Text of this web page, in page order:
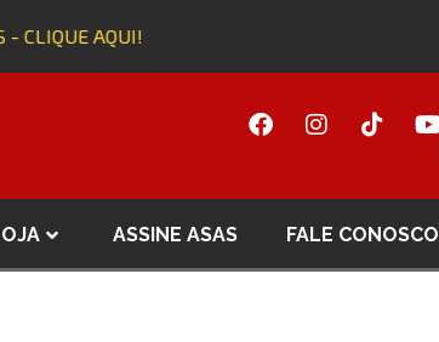
AQUI!
ASSINE ASAS FALE CONOSCO